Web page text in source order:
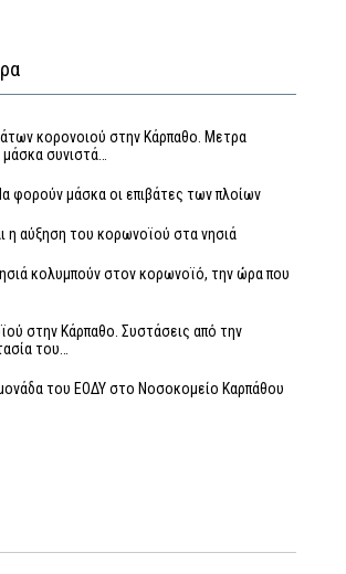
κορονοιού στην Κάρπαθο. Μετρα
συνιστά…
φορούν μάσκα οι επιβάτες των πλοίων
η αύξηση του κορωνοϊού στα νησιά
κολυμπούν στον κορωνοϊό, την ώρα που
στην Κάρπαθο. Συστάσεις από την
του…
μονάδα του ΕΟΔΥ στο Νοσοκομείο Καρπάθου